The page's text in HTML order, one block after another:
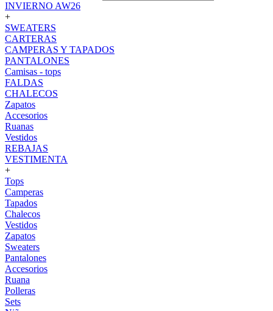
INVIERNO AW26
+
SWEATERS
CARTERAS
CAMPERAS Y TAPADOS
PANTALONES
Camisas - tops
FALDAS
CHALECOS
Zapatos
Accesorios
Ruanas
Vestidos
REBAJAS
VESTIMENTA
+
Tops
Camperas
Tapados
Chalecos
Vestidos
Zapatos
Sweaters
Pantalones
Accesorios
Ruana
Polleras
Sets